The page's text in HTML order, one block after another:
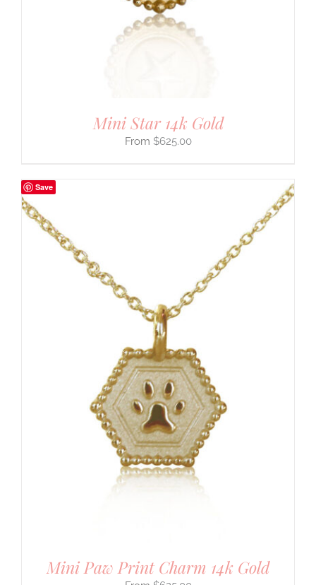
Mini Star 14k Gold
$625.00
Save
Mini Paw Print Charm 14k Gold